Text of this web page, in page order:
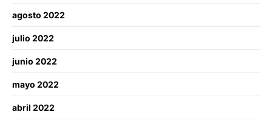
agosto 2022
julio 2022
junio 2022
mayo 2022
abril 2022